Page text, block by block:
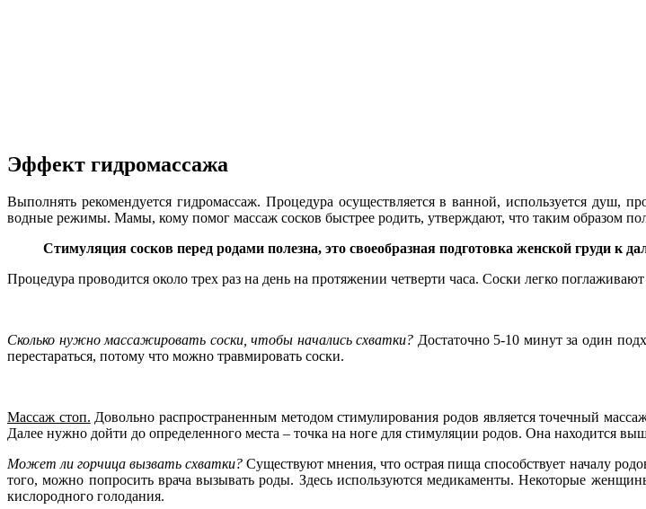
Эффект гидромассажа
Выполнять рекомендуется гидромассаж. Процедура осуществляется в ванной, используется душ,
водные режимы. Мамы, кому помог массаж сосков быстрее родить, утверждают, что таким образом
Стимуляция сосков перед родами полезна, это своеобразная подготовка женской груди
Процедура проводится около трех раз на день на протяжении четверти часа. Соски легко
Сколько нужно массажировать соски, чтобы начались схватки? Достаточно 5-10 минут за один
перестараться, потому что можно травмировать соски.
Массаж стоп. Довольно распространенным методом стимулирования родов является точечный
Далее нужно дойти до определенного места – точка на ноге для стимуляции родов. Она находится
Может ли горчица вызвать схватки? Существуют мнения, что острая пища способствует началу
того, можно попросить врача вызывать роды. Здесь используются медикаменты. Некоторые
кислородного голодания.